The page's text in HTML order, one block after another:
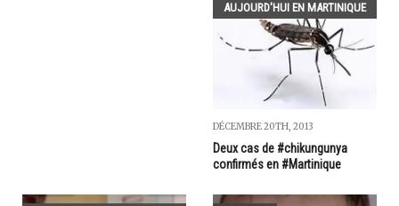
AUJOURD'HUI EN MARTINIQUE
DÉCEMBRE 20TH, 2013
Deux cas de #chikungunya
confirmés en #Martinique